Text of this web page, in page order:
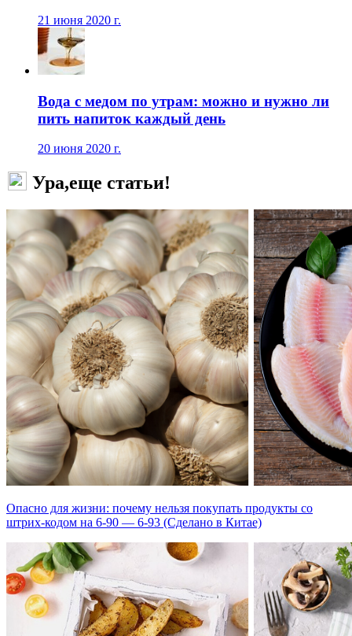
21 июня 2020 г.
Вода с медом по утрам: можно и нужно ли
пить напиток каждый день
20 июня 2020 г.
Ура,еще статьи!
Опасно для жизни: почему нельзя покупать продукты со
штрих-кодом на 6-90 — 6-93 (Сделано в Китае)